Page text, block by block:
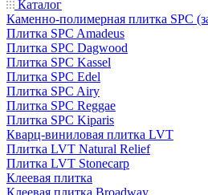
Каталог
Каменно-полимерная плитка SPC
Плитка SPC Amadeus
Плитка SPC Dagwood
Плитка SPC Kassel
Плитка SPC Edel
Плитка SPC Airy
Плитка SPC Reggae
Плитка SPC Kiparis
Кварц-виниловая плитка LVT
Плитка LVT Natural Relief
Плитка LVT Stonecarp
Клеевая плитка
Клеевая плитка Broadway